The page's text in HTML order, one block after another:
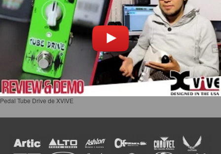
Pedal Tube Drive de XVIVE